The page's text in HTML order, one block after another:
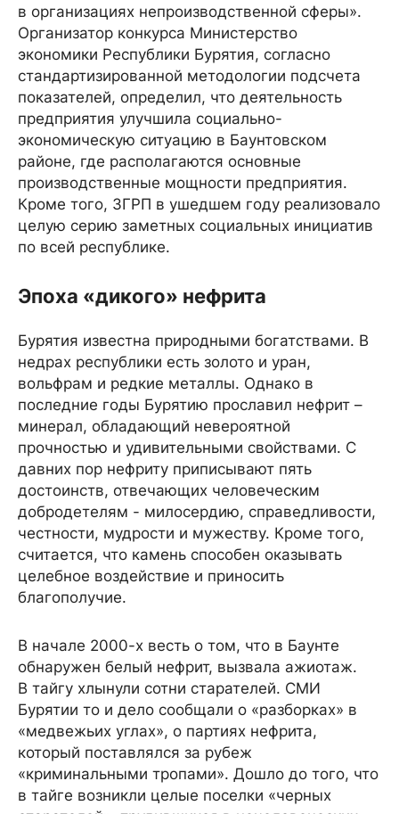
в организациях непроизводственной сферы».
Организатор конкурса Министерство
экономики Республики Бурятия, согласно
стандартизированной методологии подсчета
показателей, определил, что деятельность
предприятия улучшила социально-
экономическую ситуацию в Баунтовском
районе, где располагаются основные
производственные мощности предприятия.
Кроме того, ЗГРП в ушедшем году реализовало
целую серию заметных социальных инициатив
по всей республике.
Эпоха «дикого» нефрита
Бурятия известна природными богатствами. В
недрах республики есть золото и уран,
вольфрам и редкие металлы. Однако в
последние годы Бурятию прославил нефрит –
минерал, обладающий невероятной
прочностью и удивительными свойствами. С
давних пор нефриту приписывают пять
достоинств, отвечающих человеческим
добродетелям - милосердию, справедливости,
честности, мудрости и мужеству. Кроме того,
считается, что камень способен оказывать
целебное воздействие и приносить
благополучие.
В начале 2000-х весть о том, что в Баунте
обнаружен белый нефрит, вызвала ажиотаж.
В тайгу хлынули сотни старателей. СМИ
Бурятии то и дело сообщали о «разборках» в
«медвежьих углах», о партиях нефрита,
который поставлялся за рубеж
«криминальными тропами». Дошло до того, что
в тайге возникли целые поселки «черных